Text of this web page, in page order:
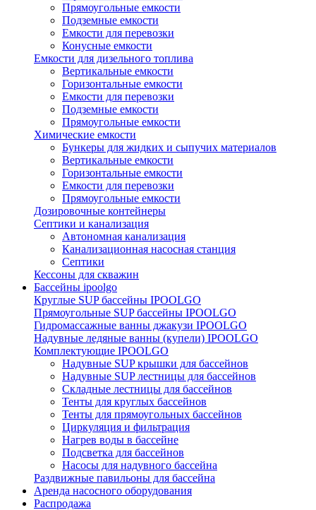
Прямоугольные емкости
Подземные емкости
Емкости для перевозки
Конусные емкости
Емкости для дизельного топлива
Вертикальные емкости
Горизонтальные емкости
Емкости для перевозки
Подземные емкости
Прямоугольные емкости
Химические емкости
Бункеры для жидких и сыпучих материалов
Вертикальные емкости
Горизонтальные емкости
Емкости для перевозки
Прямоугольные емкости
Дозировочные контейнеры
Септики и канализация
Автономная канализация
Канализационная насосная станция
Септики
Кессоны для скважин
Бассейны ipoolgo
Круглые SUP бассейны IPOOLGO
Прямоугольные SUP бассейны IPOOLGO
Гидромассажные ванны джакузи IPOOLGO
Надувные ледяные ванны (купели) IPOOLGO
Комплектующие IPOOLGO
Надувные SUP крышки для бассейнов
Надувные SUP лестницы для бассейнов
Складные лестницы для бассейнов
Тенты для круглых бассейнов
Тенты для прямоугольных бассейнов
Циркуляция и фильтрация
Нагрев воды в бассейне
Подсветка для бассейнов
Насосы для надувного бассейна
Раздвижные павильоны для бассейна
Аренда насосного оборудования
Распродажа